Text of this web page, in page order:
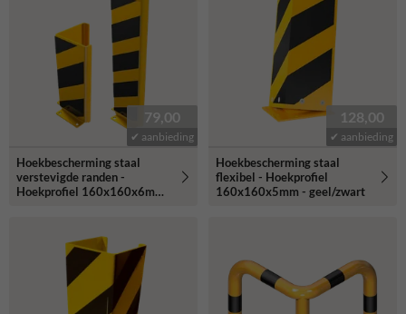
79,00
✔ aanbieding
Hoekbescherming staal
verstevigde randen -
Hoekprofiel 160x160x6mm
128,00
✔ aanbieding
Hoekbescherming staal
flexibel - Hoekprofiel
160x160x5mm - geel/zwart